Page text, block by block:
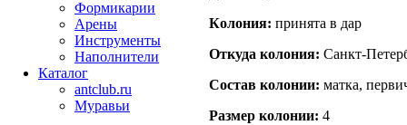
Кoлония: принята в дар
Откуда кoлония: Cанкт-
Состав кoлонии: матка,
Размер кoлонии: 4
Формикарии
Арены
Инструменты
Наполнители
Каталог
antclub.ru
Муравьи